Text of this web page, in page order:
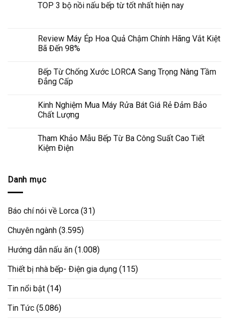
TOP 3 bộ nồi nấu bếp từ tốt nhất hiện nay
Review Máy Ép Hoa Quả Chậm Chính Hãng Vắt Kiệt
Bã Đến 98%
Bếp Từ Chống Xước LORCA Sang Trọng Nâng Tầm
Đẳng Cấp
Kinh Nghiệm Mua Máy Rửa Bát Giá Rẻ Đảm Bảo
Chất Lượng
Tham Khảo Mẫu Bếp Từ Ba Công Suất Cao Tiết
Kiệm Điện
Danh mục
Báo chí nói về Lorca (31)
Chuyên ngành (3.595)
Hướng dẫn nấu ăn (1.008)
Thiết bị nhà bếp- Điện gia dụng (115)
Tin nổi bật (14)
Tin Tức (5.086)